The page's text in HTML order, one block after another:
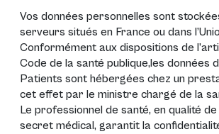
Vos données personnelles sont
serveurs situés en France ou dans
Conformément aux dispositions de
Code de la santé publique,les données
Patients sont hébergées chez un
cet effet par le ministre chargé de la
Le professionnel de santé, en qualité
secret médical, garantit la